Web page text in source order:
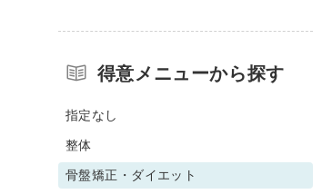
得意メニューから探す
指定なし
整体
骨盤矯正・ダイエット